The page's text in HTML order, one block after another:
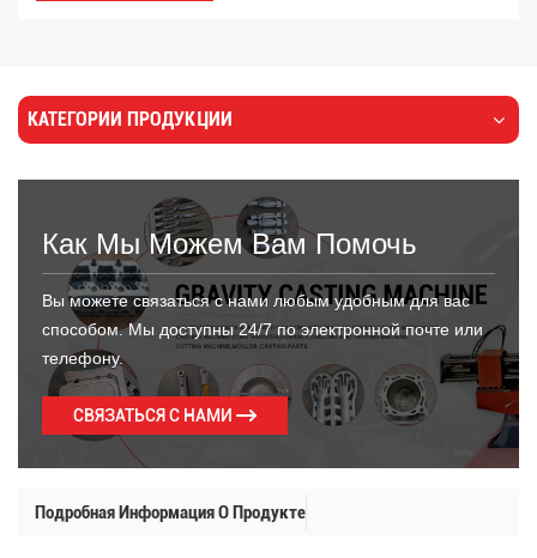
КАТЕГОРИИ ПРОДУКЦИИ
Как Мы Можем Вам Помочь
Вы можете связаться с нами любым удобным для вас
способом. Мы доступны 24/7 по электронной почте или
телефону.
СВЯЗАТЬСЯ С НАМИ
Подробная Информация О Продукте